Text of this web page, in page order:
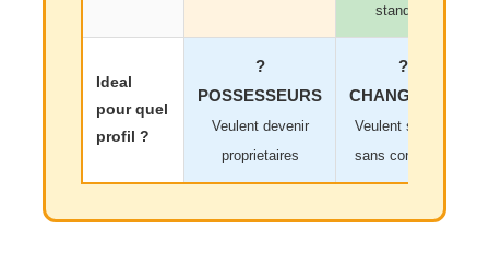
standard
Ideal
pour quel
profil ?
?
POSSESSEURS
Veulent devenir
proprietaires
?
CHANGEURS
Veulent service
sans contrainte